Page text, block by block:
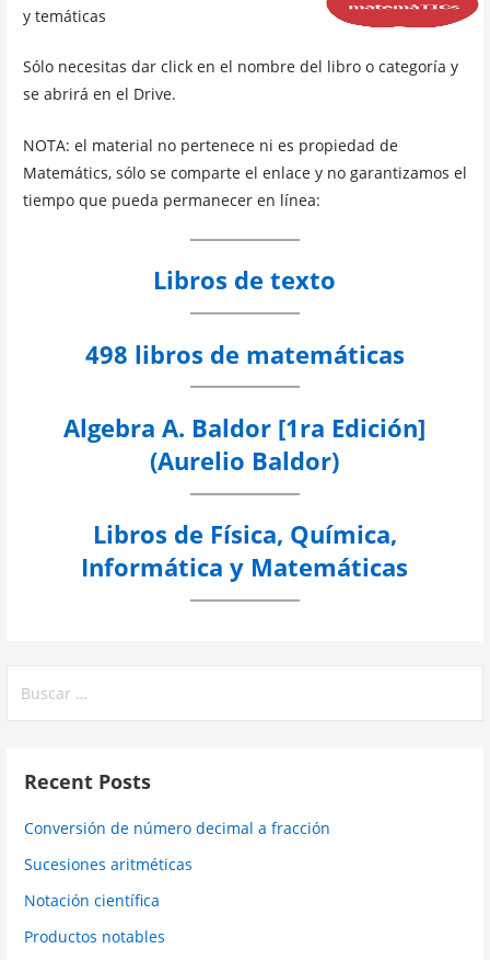
y temáticas
Sólo necesitas dar click en el nombre del libro o categoría y
se abrirá en el Drive.
NOTA: el material no pertenece ni es propiedad de
Matemátics, sólo se comparte el enlace y no garantizamos el
tiempo que pueda permanecer en línea:
Libros de texto
498 libros de matemáticas
Algebra A. Baldor [1ra Edición]
(Aurelio Baldor)
Libros de Física, Química,
Informática y Matemáticas
Recent Posts
Conversión de número decimal a fracción
Sucesiones aritméticas
Notación científica
Productos notables